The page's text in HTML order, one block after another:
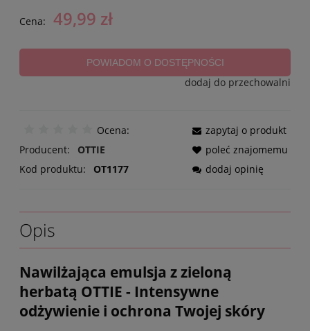
Cena: 49,99 zł
POWIADOM O DOSTĘPNOŚCI
dodaj do przechowalni
Ocena:
Producent:
OTTIE
Kod produktu:
OT1177
zapytaj o produkt
poleć znajomemu
dodaj opinię
Opis
Nawilżająca emulsja z zieloną
herbatą OTTIE - Intensywne
odżywienie i ochrona Twojej skóry